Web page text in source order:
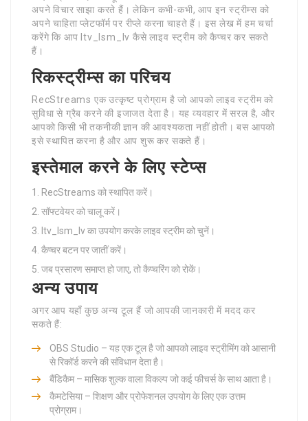
अपने विचार साझा करते हैं। लेकिन कभी-कभी, आप इन स्ट्रीम्स को
अपने चाहिता प्लेटफॉर्म पर रीप्ले करना चाहते हैं। इस लेख में हम चर्चा
करेंगे कि आप ltv_lsm_lv कैसे लाइव स्ट्रीम को कैप्चर कर सकते
हैं।
रिकस्ट्रीम्स का परिचय
RecStreams एक उत्कृष्ट प्रोग्राम है जो आपको लाइव स्ट्रीम को
सुविधा से ग्रैब करने की इजाजत देता है। यह व्यवहार में सरल है, और
आपको किसी भी तकनीकी ज्ञान की आवश्यकता नहीं होती। बस आपको
इसे स्थापित करना है और आप शुरू कर सकते हैं।
इस्तेमाल करने के लिए स्टेप्स
RecStreams को स्थापित करें।
सॉफ्टवेयर को चालू करें।
ltv_lsm_lv का उपयोग करके लाइव स्ट्रीम को चुनें।
कैप्चर बटन पर जातीं करें।
जब प्रसारण समाप्त हो जाए, तो कैप्चरिंग को रोकें।
अन्य उपाय
अगर आप यहाँ कुछ अन्य टूल हैं जो आपकी जानकारी में मदद कर
सकते हैं:
OBS Studio – यह एक टूल है जो आपको लाइव स्ट्रीमिंग को आसानी
से रिकॉर्ड करने की संविधान देता है।
बैंडिकैम – मासिक शुल्क वाला विकल्प जो कई फीचर्स के साथ आता है।
कैमटेसिया – शिक्षण और प्रोफेशनल उपयोग के लिए एक उत्तम
प्रोग्राम।